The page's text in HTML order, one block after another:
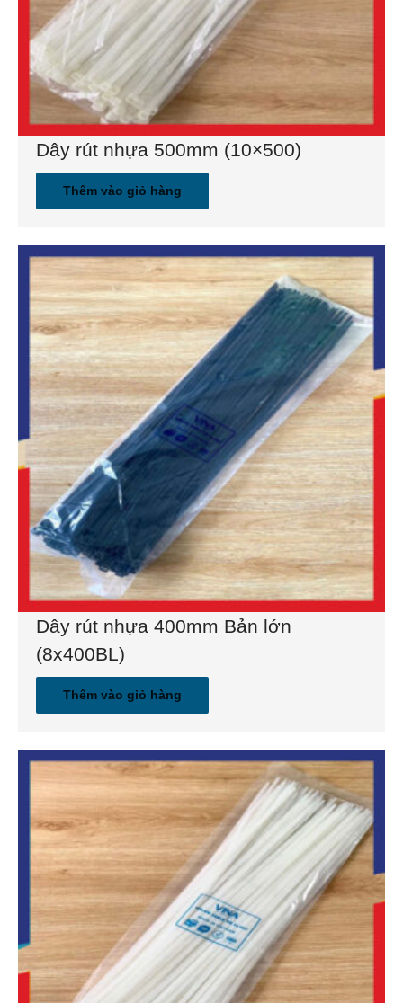
Dây rút nhựa 500mm (10×500)
Thêm vào giỏ hàng
Dây rút nhựa 400mm Bản lớn
(8x400BL)
Thêm vào giỏ hàng